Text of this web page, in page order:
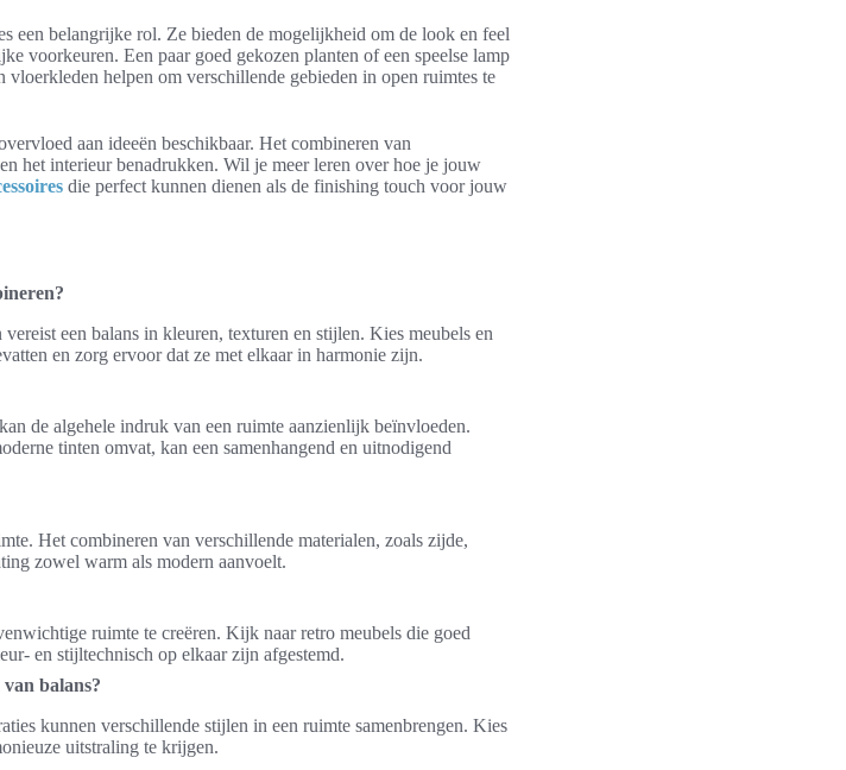
een belangrijke rol. Ze bieden de mogelijkheid om de look en feel
voorkeuren. Een paar goed gekozen planten of een speelse lamp
helpen om verschillende gebieden in open ruimtes te
aan ideeën beschikbaar. Het combineren van
het interieur benadrukken. Wil je meer leren over hoe je jouw
die perfect kunnen dienen als de finishing touch voor jouw
een balans in kleuren, texturen en stijlen. Kies meubels en
en zorg ervoor dat ze met elkaar in harmonie zijn.
de algehele indruk van een ruimte aanzienlijk beïnvloeden.
tinten omvat, kan een samenhangend en uitnodigend
Het combineren van verschillende materialen, zoals zijde,
zowel warm als modern aanvoelt.
ruimte te creëren. Kijk naar retro meubels die goed
en stijltechnisch op elkaar zijn afgestemd.
balans?
kunnen verschillende stijlen in een ruimte samenbrengen. Kies
uitstraling te krijgen.